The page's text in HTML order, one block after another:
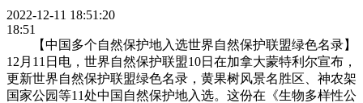
2022-12-11 18:51:20
18:51
【中国多个自然保护地入选世界自然保护联盟绿色名录】
12月11日电，世界自然保护联盟10日在加拿大蒙特利尔宣布，
更新世界自然保护联盟绿色名录，黄果树风景名胜区、神农架
国家公园等11处中国自然保护地入选。这份在《生物多样性公